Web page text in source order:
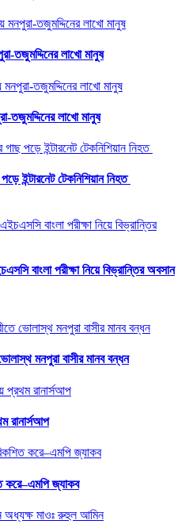
তজুমদ্দিনের লাখো মানুষ
তজুমদ্দিনের লাখো মানুষ
ইন্টারনেট টেকনিশিয়ান নিহত
বাংলা পরীক্ষা নিয়ে বিভ্রান্তির অবসান
মনপুরা বাসীর মানব বন্ধন
রানার্সআপ
করে–এমপি জ্যাকব